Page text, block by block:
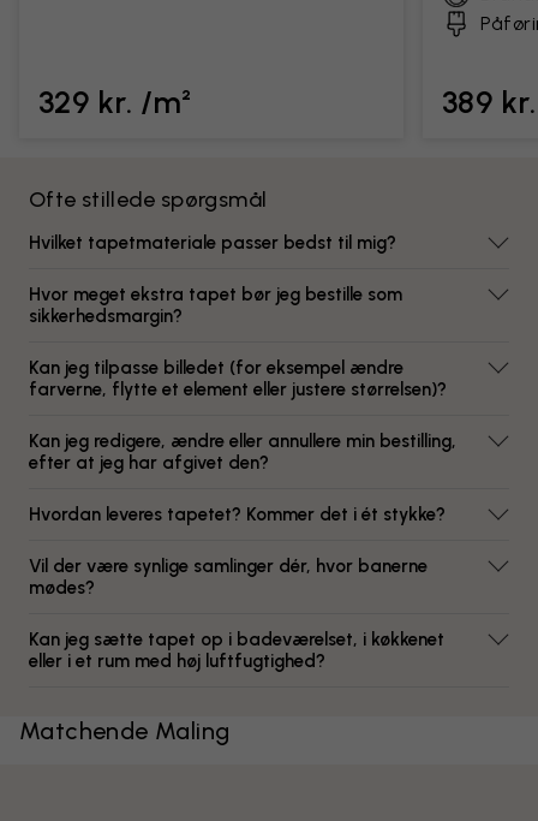
329 kr. /m² 389
Ofte stillede spørgsmål
Hvilket tapetmateriale passer bedst til mig?
Hvor meget ekstra tapet bør jeg bestille som
sikkerhedsmargin?
Kan jeg tilpasse billedet (for eksempel ændre
farverne, flytte et element eller justere størrelsen)?
Kan jeg redigere, ændre eller annullere min bestilling,
efter at jeg har afgivet den?
Hvordan leveres tapetet? Kommer det i ét stykke?
Vil der være synlige samlinger dér, hvor banerne
mødes?
Kan jeg sætte tapet op i badeværelset, i køkkenet
eller i et rum med høj luftfugtighed?
Matchende Maling